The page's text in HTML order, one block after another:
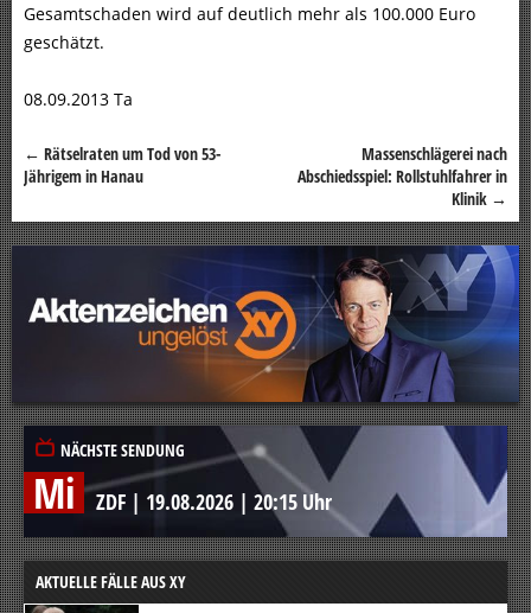
Gesamtschaden wird auf deutlich mehr als 100.000 Euro
geschätzt.
08.09.2013 Ta
Beitragsnavigation
← Rätselraten um Tod von 53-
Jährigem in Hanau
Massenschlägerei nach
Abschiedsspiel: Rollstuhlfahrer in
Klinik →
NÄCHSTE SENDUNG
Mi ZDF | 19.08.2026 | 20:15 Uhr
AKTUELLE FÄLLE AUS XY